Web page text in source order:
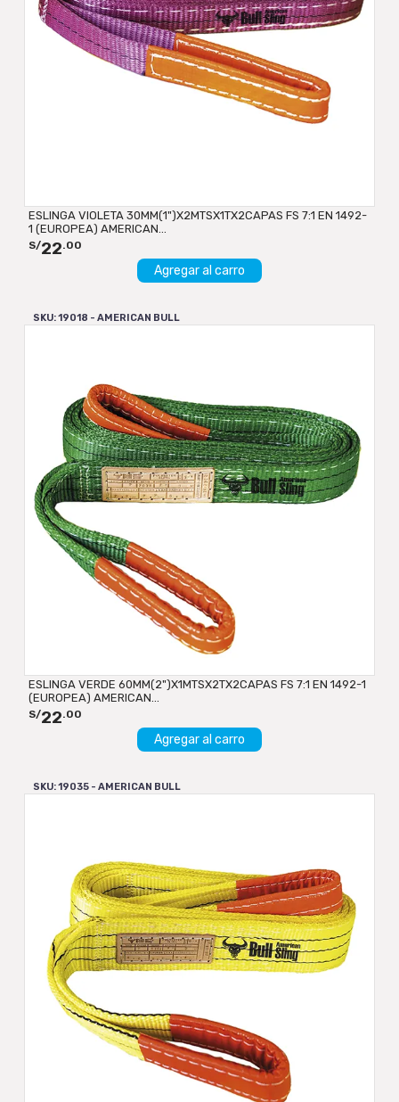
ESLINGA VIOLETA 30MM(1")X2MTSX1TX2CAPAS FS 7:1 EN 1492-
1 (EUROPEA) AMERICAN...
S/22.00
Agregar al carro
SKU: 19018 - AMERICAN BULL
ESLINGA VERDE 60MM(2")X1MTSX2TX2CAPAS FS 7:1 EN 1492-1
(EUROPEA) AMERICAN...
S/22.00
Agregar al carro
SKU: 19035 - AMERICAN BULL